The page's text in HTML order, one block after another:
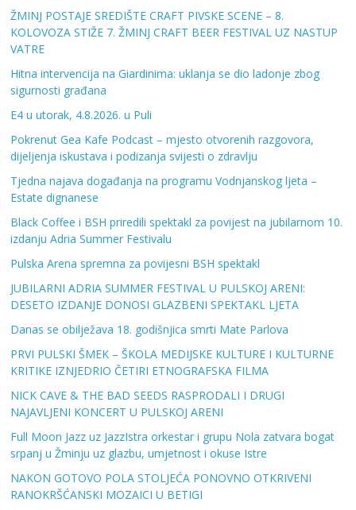
ŽMINJ POSTAJE SREDIŠTE CRAFT PIVSKE SCENE – 8.
KOLOVOZA STIŽE 7. ŽMINJ CRAFT BEER FESTIVAL UZ NASTUP
VATRE
Hitna intervencija na Giardinima: uklanja se dio ladonje zbog
sigurnosti građana
E4 u utorak, 4.8.2026. u Puli
Pokrenut Gea Kafe Podcast – mjesto otvorenih razgovora,
dijeljenja iskustava i podizanja svijesti o zdravlju
Tjedna najava događanja na programu Vodnjanskog ljeta –
Estate dignanese
Black Coffee i BSH priredili spektakl za povijest na jubilarnom 10.
izdanju Adria Summer Festivalu
Pulska Arena spremna za povijesni BSH spektakl
JUBILARNI ADRIA SUMMER FESTIVAL U PULSKOJ ARENI:
DESETO IZDANJE DONOSI GLAZBENI SPEKTAKL LJETA
Danas se obilježava 18. godišnjica smrti Mate Parlova
PRVI PULSKI ŠMEK – ŠKOLA MEDIJSKE KULTURE I KULTURNE
KRITIKE IZNJEDRIO ČETIRI ETNOGRAFSKA FILMA
NICK CAVE & THE BAD SEEDS RASPRODALI I DRUGI
NAJAVLJENI KONCERT U PULSKOJ ARENI
Full Moon Jazz uz JazzIstra orkestar i grupu Nola zatvara bogat
srpanj u Žminju uz glazbu, umjetnost i okuse Istre
NAKON GOTOVO POLA STOLJEĆA PONOVNO OTKRIVENI
RANOKRŠĆANSKI MOZAICI U BETIGI